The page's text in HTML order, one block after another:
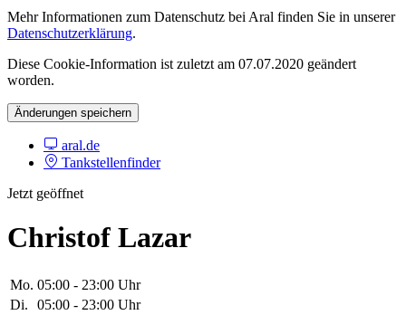
Mehr Informationen zum Datenschutz bei Aral finden Sie in unserer
Datenschutzerklärung.
Diese Cookie-Information ist zuletzt am 07.07.2020 geändert
worden.
Änderungen speichern
aral.de
Tankstellenfinder
Jetzt geöffnet
Christof Lazar
Mo. 05:00 - 23:00 Uhr
Di.
05:00 - 23:00 Uhr